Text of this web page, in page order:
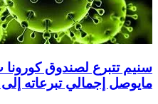
إجمالي تبرعاته إلى أكثر من